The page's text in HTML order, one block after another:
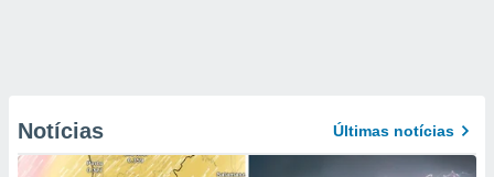
Notícias Últimas notícias